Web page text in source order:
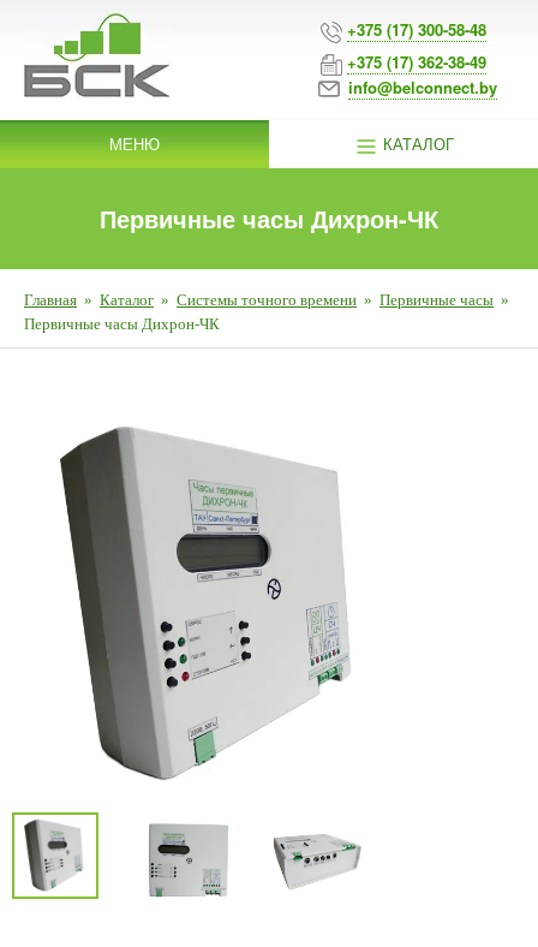
+375 (17) 300-58-48
+375 (17) 362-38-49
info@belconnect.by
МЕНЮ КАТАЛОГ
Первичные часы Дихрон-ЧК
Главная » Каталог » Системы точного времени » Первичные часы »
Первичные часы Дихрон-ЧК